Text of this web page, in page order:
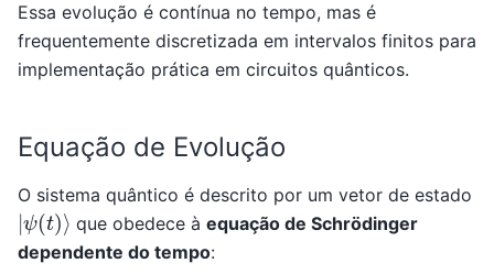
Essa evolução é contínua no tempo, mas é
frequentemente discretizada em intervalos finitos para
implementação prática em circuitos quânticos.
Equação de Evolução
O sistema quântico é descrito por um vetor de estado
|ψ(t)⟩ que obedece àequação de Schrödinger
dependente do tempo: